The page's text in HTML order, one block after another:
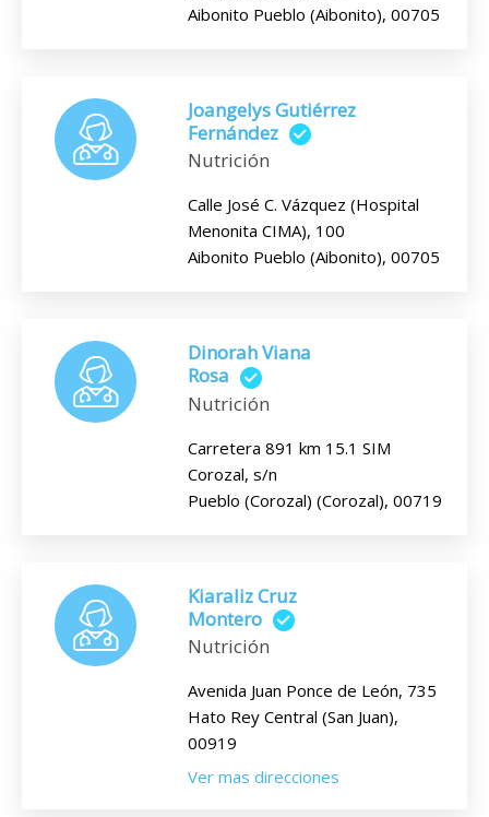
Aibonito Pueblo (Aibonito), 00705
Joangelys Gutiérrez
Fernández
Nutrición
Calle José C. Vázquez (Hospital
Menonita CIMA), 100
Aibonito Pueblo (Aibonito), 00705
Dinorah Viana
Rosa
Nutrición
Carretera 891 km 15.1 SIM
Corozal, s/n
Pueblo (Corozal) (Corozal), 00719
Kiaraliz Cruz
Montero
Nutrición
Avenida Juan Ponce de León, 735
Hato Rey Central (San Juan),
00919
Ver mas direcciones